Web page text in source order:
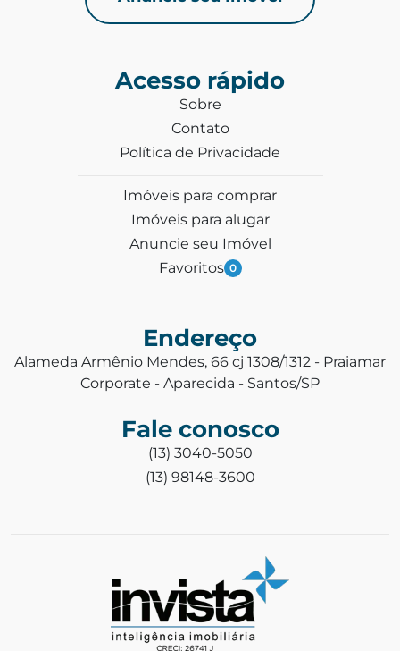
Acesso rápido
Sobre
Contato
Política de Privacidade
Imóveis para comprar
Imóveis para alugar
Anuncie seu Imóvel
Favoritos 0
Endereço
Alameda Armênio Mendes, 66 cj 1308/1312 - Praiamar
Corporate - Aparecida - Santos/SP
Fale conosco
(13) 3040-5050
(13) 98148-3600